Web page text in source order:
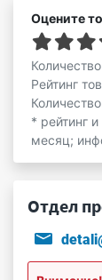
Оцените
Рейтинг
* рейтинг
месяц;
Отдел